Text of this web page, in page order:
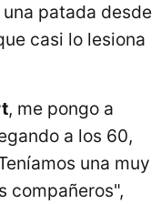
patada desde
casi lo lesiona
, me pongo a
a los 60,
una muy
compañeros",